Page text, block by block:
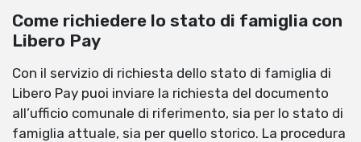
Come richiedere lo stato di famiglia con
Libero Pay
Con il servizio di richiesta dello stato di famiglia di
Libero Pay puoi inviare la richiesta del documento
all’ufficio comunale di riferimento, sia per lo stato di
famiglia attuale, sia per quello storico. La procedura